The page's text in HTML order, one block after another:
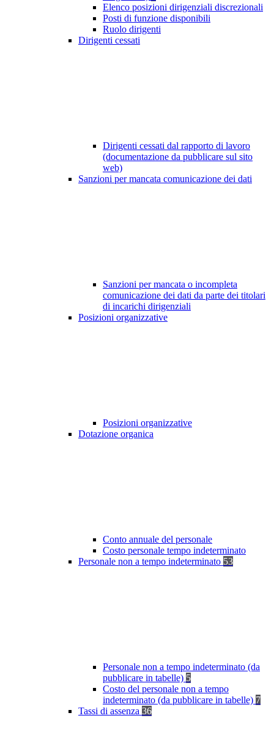
Elenco posizioni dirigenziali discrezionali
Posti di funzione disponibili
Ruolo dirigenti
Dirigenti cessati
Dirigenti cessati dal rapporto di lavoro
(documentazione da pubblicare sul sito
web)
Sanzioni per mancata comunicazione dei dati
Sanzioni per mancata o incompleta
comunicazione dei dati da parte dei titolari
di incarichi dirigenziali
Posizioni organizzative
Posizioni organizzative
Dotazione organica
Conto annuale del personale
Costo personale tempo indeterminato
Personale non a tempo indeterminato 53
Personale non a tempo indeterminato (da
pubblicare in tabelle) 5
Costo del personale non a tempo
indeterminato (da pubblicare in tabelle) 7
Tassi di assenza 36